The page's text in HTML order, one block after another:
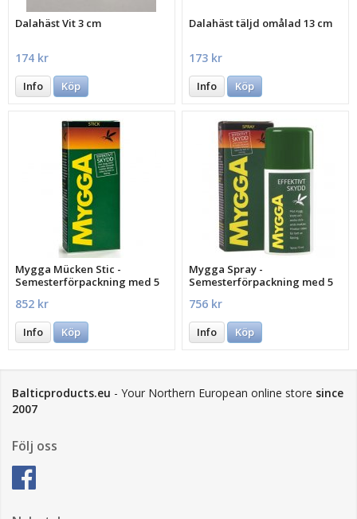
Dalahäst Vit 3 cm
174 kr
Info Köp
Dalahäst täljd omålad 13 cm
173 kr
Info Köp
Mygga Mücken Stic -
Semesterförpackning med 5
852 kr
Info Köp
Mygga Spray -
Semesterförpackning med 5
756 kr
Info Köp
Balticproducts.eu - Your Northern European online store since
2007
Följ oss